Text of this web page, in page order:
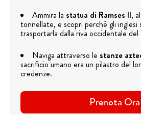
Ammira la statua di Ramses II,
tonnellate, e scopri perché gli inglesi
trasportarla dalla riva occidentale
Naviga attraverso le stanze
sacrificio umano era un pilastro del
credenze.
Prenota Ora